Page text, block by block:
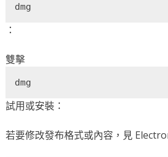
dmg
：
雙擊
dmg
試用或安裝：
若要修改發布格式或內容，見